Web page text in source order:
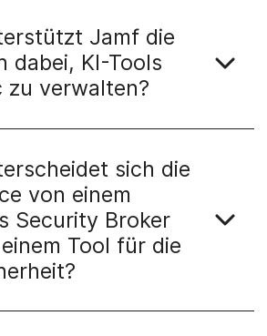
Jamf die
dabei, KI-Tools
zu verwalten?
sich die
von einem
Security Broker
Tool für die